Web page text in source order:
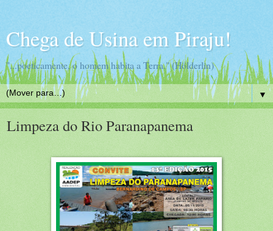
Chega de Usina em Piraju!
"...poeticamente, o homem habita a Terra." (Hölderlin)
▼
Limpeza do Rio Paranapanema